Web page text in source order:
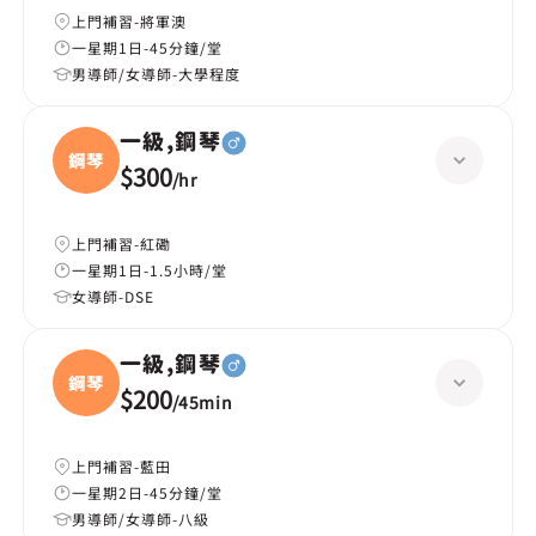
上門補習-將軍澳
一星期1日-45分鐘/堂
男導師/女導師-大學程度
鋼琴
一級,鋼琴
$300/hr
上門補習-紅磡
一星期1日-1.5小時/堂
女導師-DSE
鋼琴
一級,鋼琴
$200/45min
上門補習-藍田
一星期2日-45分鐘/堂
男導師/女導師-八級